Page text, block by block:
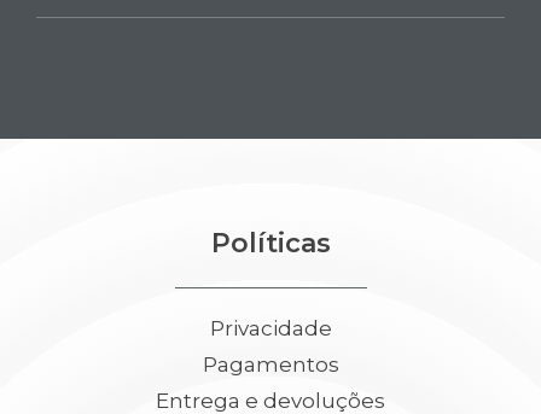
Políticas
Privacidade
Pagamentos
Entrega e devoluções